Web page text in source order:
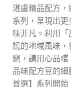
湛盧精品配方，
系列，呈現出
味非凡。利用
饒的地域風味，
窮，請用心品嚐
品味配方豆的
首選】系列開始